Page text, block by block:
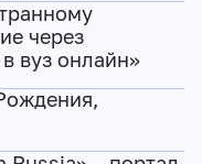
через
вуз онлайн»